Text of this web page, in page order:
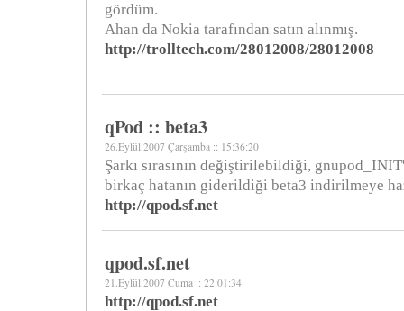
gördüm.
Ahan da Nokia tarafından satın alınmış.
http://trolltech.com/28012008/28012008
qPod :: beta3
26.Eylül.2007 Çarşamba :: 15:36:20
Şarkı sırasının değiştirilebildiği,
birkaç hatanın giderildiği beta3 indirilmeye
http://qpod.sf.net
qpod.sf.net
21.Eylül.2007 Cuma :: 22:01:34
http://qpod.sf.net